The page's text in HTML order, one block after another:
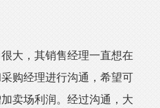
大，其销售经理一直想在
购经理进行沟通，希望可
卖场利润。经过沟通，大